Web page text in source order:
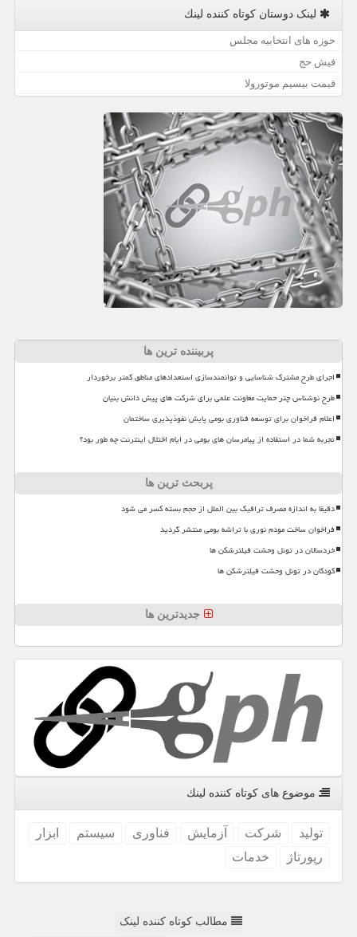
لینک دوستان كوتاه كننده لینك
حوزه های انتخابیه مجلس
فیش حج
قیمت بیسیم موتورولا
پربیننده ترین ها
اجرای طرح مشترک شناسایی و توانمندسازی استعدادهای مناطق کمتر برخوردار
طرح نوشناس چتر حمایت معاونت علمی برای شرکت های پیش دانش بنیان
اعلام فراخوان برای توسعه فناوری بومی پایش نفوذپذیری ساختمان
تجربه شما در استفاده از پیامرسان های بومی در ایام اختلال اینترنت چه طور بود؟
پربحث ترین ها
دقیقا به اندازه مصرف ترافیک بین الملل از حجم بسته کسر می شود
فراخوان ساخت مودم نوری با تراشه بومی منتشر گردید
خردسالان در تونل وحشت فیلترشکن ها
کودکان در تونل وحشت فیلترشکن ها
جدیدترین ها
موضوع های كوتاه كننده لینك
تولید شركت آزمایش فناوری سیستم
ابزار
رپورتاژ
خدمات
مطالب کوتاه کننده لینک